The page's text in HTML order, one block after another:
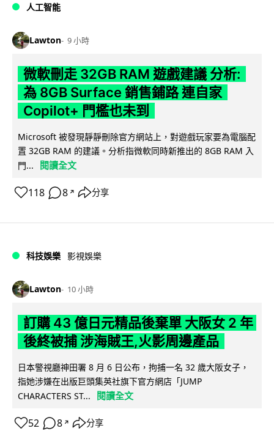
人工智能
Lawton 9 小時
微軟刪走 32GB RAM 遊戲建議 分析:
為 8GB Surface 銷售鋪路 連自家
Copilot+ 門檻也未到
Microsoft 被發現靜靜刪除官方網站上，對遊戲玩家要為電腦配
置 32GB RAM 的建議。分析指微軟同時新推出的 8GB RAM 入
門...
閱讀全文
118 8 ↗ 分享
科技娛樂 影視娛樂
Lawton 10 小時
訂購 43 億日元精品後棄單 大阪女 2 年
後終被捕 涉海賊王,火影周邊產品
日本警視廳神田署 8 月 6 日公布，拘捕一名 32 歲大阪女子，
指她涉嫌在出版巨頭集英社旗下官方網店「JUMP
CHARACTERS ST...
閱讀全文
52 8 ↗ 分享